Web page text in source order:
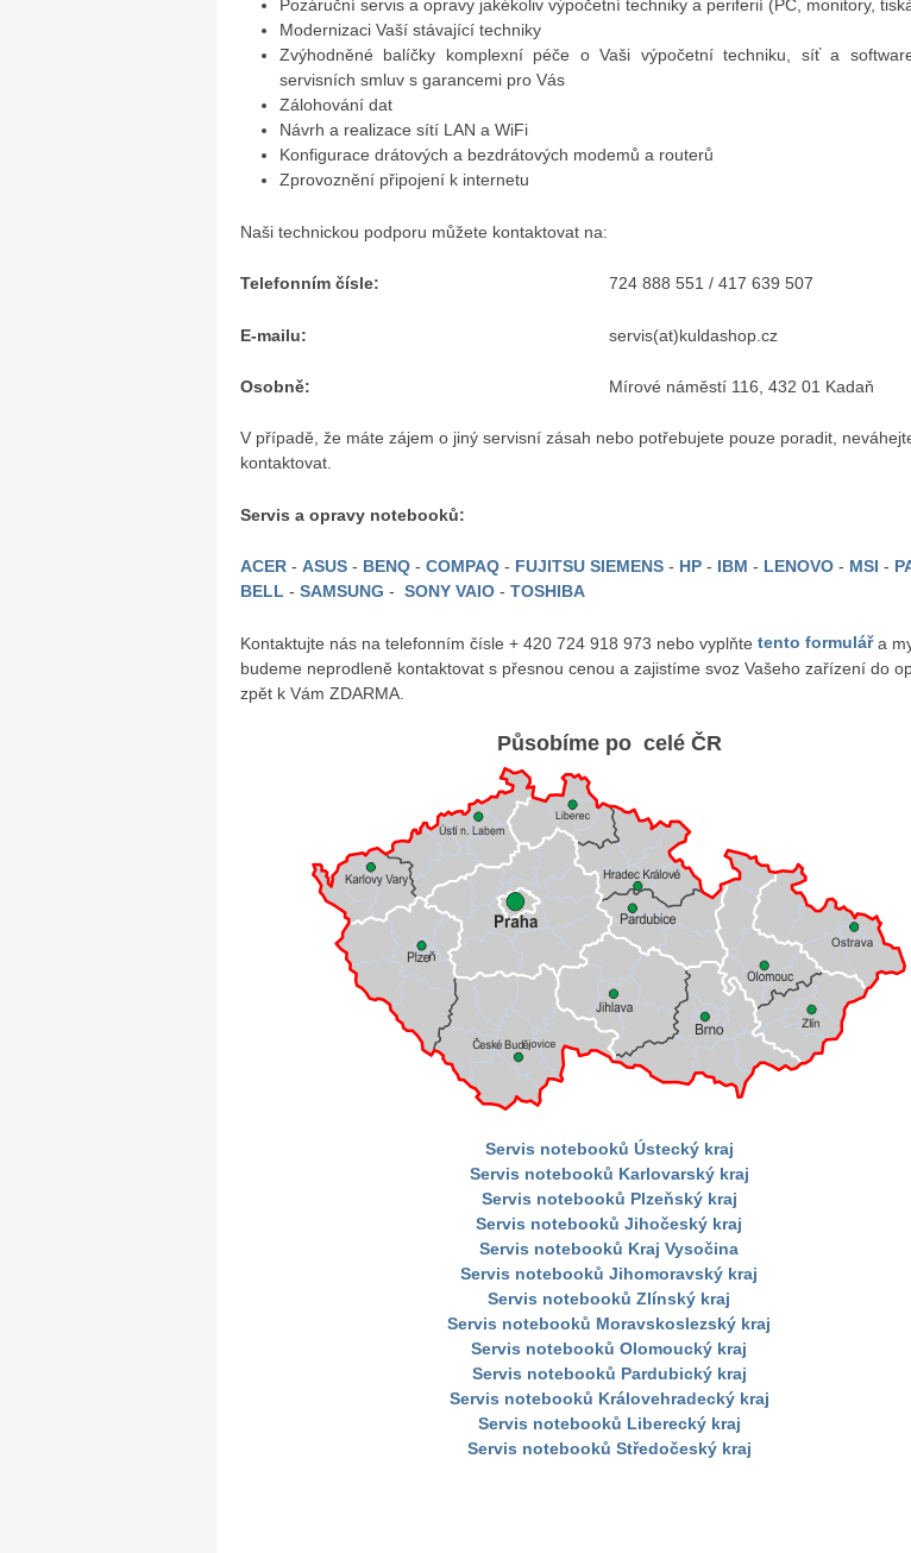
Pozáruční servis a opravy jakékoliv výpočetní techniky a periferií (PC, monitory,
Modernizaci Vaší stávající techniky
Zvýhodněné balíčky komplexní péče o Vaši výpočetní techniku, síť a
servisních smluv s garancemi pro Vás
Zálohování dat
Návrh a realizace sítí LAN a WiFi
Konfigurace drátových a bezdrátových modemů a routerů
Zprovoznění připojení k internetu
Naši technickou podporu můžete kontaktovat na:
Telefonním čísle:
E-mailu:
Osobně:
724 888 551 / 417 639 507
servis(at)kuldashop.cz
Mírové náměstí 116, 432 01 Kadaň
V případě, že máte zájem o jiný servisní zásah nebo potřebujete pouze poradit,
kontaktovat.
Servis a opravy notebooků:
ACER - ASUS - BENQ - COMPAQ - FUJITSU SIEMENS - HP - IBM - LENOVO - MSI -
BELL - SAMSUNG - SONY VAIO - TOSHIBA
Kontaktujte nás na telefonním čísle + 420 724 918 973 nebo vyplňte tento formulářa
budeme neprodleně kontaktovat s přesnou cenou a zajistíme svoz Vašeho zařízení do
zpět k Vám ZDARMA.
Působíme po celé ČR
Servis notebooků Ústecký kraj
Servis notebooků Karlovarský kraj
Servis notebooků Plzeňský kraj
Servis notebooků Jihočeský kraj
Servis notebooků Kraj Vysočina
Servis notebooků Jihomoravský kraj
Servis notebooků Zlínský kraj
Servis notebooků Moravskoslezský kraj
Servis notebooků Olomoucký kraj
Servis notebooků Pardubický kraj
Servis notebooků Královehradecký kraj
Servis notebooků Liberecký kraj
Servis notebooků Středočeský kraj